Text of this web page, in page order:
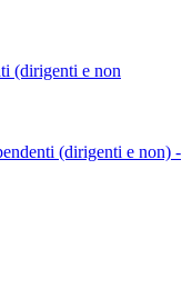
(dirigenti e non
(dirigenti e non) -